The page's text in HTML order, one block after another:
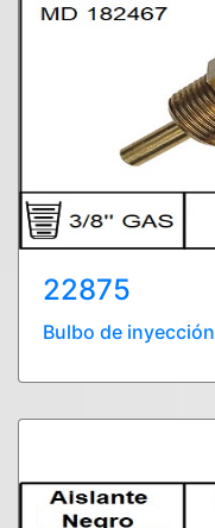
22875
Bulbo de inyección